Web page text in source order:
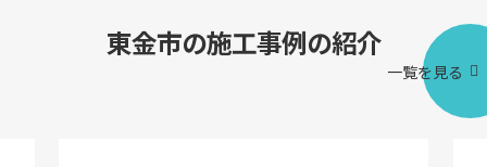
東金市の施工事例の紹介
一覧を見る